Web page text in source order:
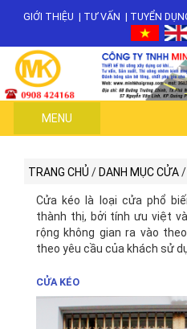
GIỚI THIỆU | TƯ VẤN | TUYỂN
MENU
TRANG CHỦ / DANH MỤC CỬA/
Cửa kéo là loại cửa phổ
thành thị, bởi tính ưu việt
rộng không gian ra vào
theo yêu cầu của khách sử
CỬA KÉO